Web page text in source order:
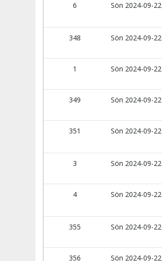
6 Sön 2024-09-22
348 Sön 2024-09-22
1 Sön 2024-09-22
349 Sön 2024-09-22
351 Sön 2024-09-22
3 Sön 2024-09-22
4 Sön 2024-09-22
355 Sön 2024-09-22
356 Sön 2024-09-22